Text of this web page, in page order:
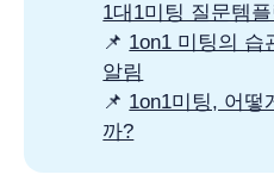
1대1미팅 질문템플
📌 1on1 미팅의 습
알림
📌 1on1미팅, 어떻
까?